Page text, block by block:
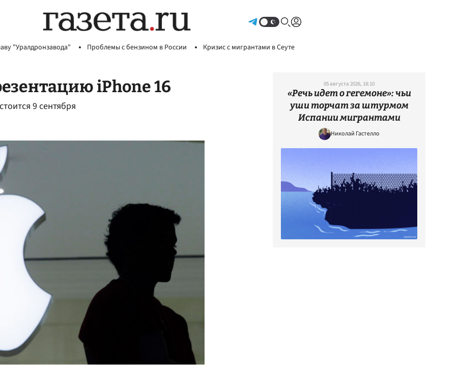
"Уралдронзавода" Проблемы с бензином в России Кризис с мигрантами в Сеуте
iPhone 16
9 сентября
05 августа 2026, 18:10
«Речь идет о гегемоне»: чьи
уши торчат за штурмом
Испании мигрантами
Николай Гастелло